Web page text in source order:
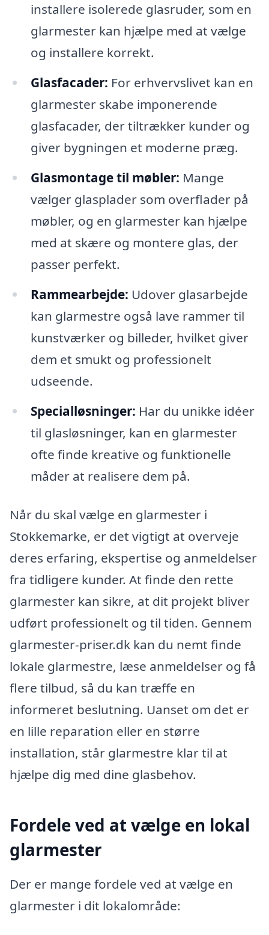
installere isolerede glasruder, som en
glarmester kan hjælpe med at vælge
og installere korrekt.
Glasfacader: For erhvervslivet kan en
glarmester skabe imponerende
glasfacader, der tiltrækker kunder og
giver bygningen et moderne præg.
Glasmontage til møbler: Mange
vælger glasplader som overflader på
møbler, og en glarmester kan hjælpe
med at skære og montere glas, der
passer perfekt.
Rammearbejde: Udover glasarbejde
kan glarmestre også lave rammer til
kunstværker og billeder, hvilket giver
dem et smukt og professionelt
udseende.
Specialløsninger: Har du unikke idéer
til glasløsninger, kan en glarmester
ofte finde kreative og funktionelle
måder at realisere dem på.
Når du skal vælge en glarmester i
Stokkemarke, er det vigtigt at overveje
deres erfaring, ekspertise og anmeldelser
fra tidligere kunder. At finde den rette
glarmester kan sikre, at dit projekt bliver
udført professionelt og til tiden. Gennem
glarmester-priser.dk kan du nemt finde
lokale glarmestre, læse anmeldelser og få
flere tilbud, så du kan træffe en
informeret beslutning. Uanset om det er
en lille reparation eller en større
installation, står glarmestre klar til at
hjælpe dig med dine glasbehov.
Fordele ved at vælge en lokal
glarmester
Der er mange fordele ved at vælge en
glarmester i dit lokalområde: